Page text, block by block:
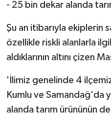
- 25 bin dekar alanda
Şu an itibarıyla ekiplerin
özellikle riskli alanlarla
aldıklarının altını çizen
'İlimiz genelinde 4
Kumlu ve Samandağ'da
alanda tarım ürününün